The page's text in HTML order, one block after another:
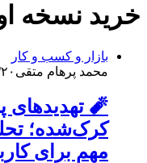
خرید نسخه
بازار و کسب و کار
محمد پرهام متقی
🧨 تهدیدهای
کرک‌شده؛
مهم برای